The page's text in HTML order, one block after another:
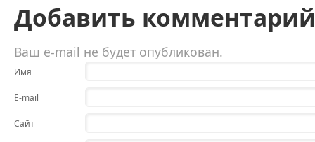
Добавить комментарий
Ваш e-mail не будет опубликован.
Имя
E-mail
Сайт